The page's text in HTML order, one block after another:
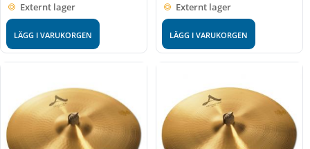
Externt lager
LÄGG I VARUKORGEN
Externt lager
LÄGG I VARUKORGEN